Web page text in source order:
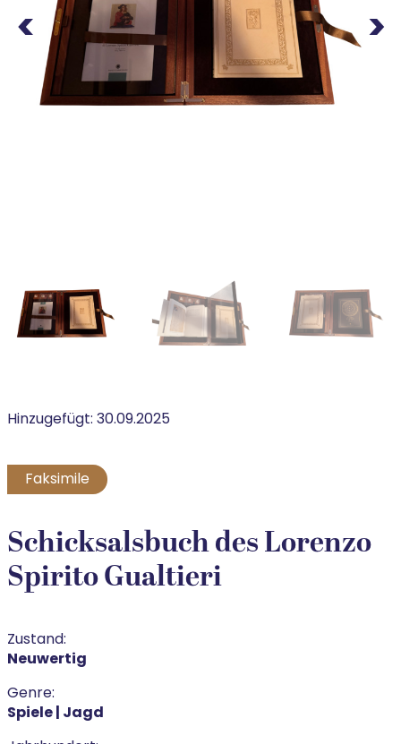
Next
Hinzugefügt:30.09.2025
Faksimile
Schicksalsbuch des Lorenzo
Spirito Gualtieri
Zustand:
Neuwertig
Genre:
Spiele | Jagd